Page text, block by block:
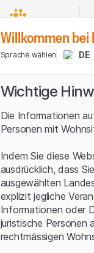
Willkommen bei
Sprache wählen DE
Wichtige
Die Informationen
Personen mit
Indem Sie diese
ausdrücklich, dass
ausgewählten
explizit jegliche
Informationen oder
juristische Personen
rechtmässigen